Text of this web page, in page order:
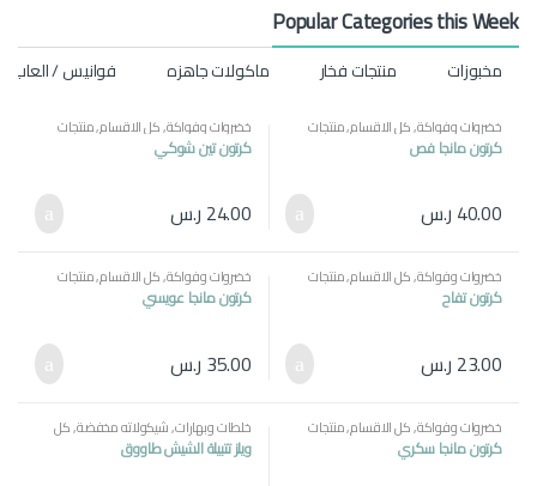
Popular Categories this Week
مخبوزات منتجات فخار ماكولات جاهزه فوانيس / العاب
خضروات وفواكة,كل الاقسام,منتجات
مصرية
كرتون مانجا فص
40.00 ر.س
خضروات وفواكة,كل الاقسام,منتجات
مصرية
كرتون تين شوكي
24.00 ر.س
خضروات وفواكة,كل الاقسام,منتجات
مصرية
كرتون تفاح
23.00 ر.س
خضروات وفواكة,كل الاقسام,منتجات
مصرية
كرتون مانجا عويسي
35.00 ر.س
خضروات وفواكة,كل الاقسام,منتجات
مصرية
كرتون مانجا سكري
خلطات وبهارات,شيكولاته مخفضة,كل
الاقسام,منتجات مصرية
ويلز تتبيلة الشيش طاووق